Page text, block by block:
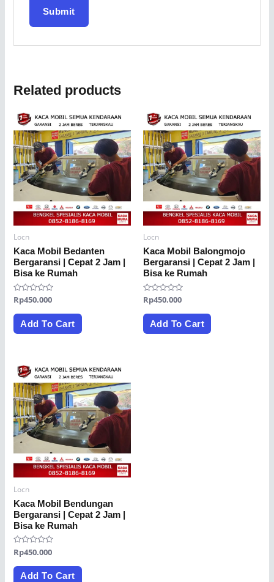
Related products
Locn
Kaca Mobil Bedanten
Bergaransi | Cepat 2 Jam |
Bisa ke Rumah
Rated
out
Rp450.000
Add To Cart
Locn
Kaca Mobil Balongmojo
Bergaransi | Cepat 2 Jam |
Bisa ke Rumah
Rated
out
Rp450.000
Add To Cart
Locn
Kaca Mobil Bendungan
Bergaransi | Cepat 2 Jam |
Bisa ke Rumah
Rated
0
out
Rp450.000
Add To Cart